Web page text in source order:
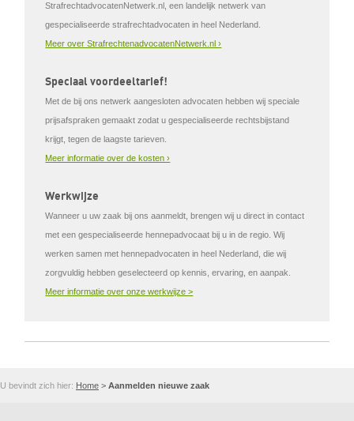
StrafrechtadvocatenNetwerk.nl, een landelijk netwerk van
gespecialiseerde strafrechtadvocaten in heel Nederland.
Meer over StrafrechtenadvocatenNetwerk.nl ›
Speciaal voordeeltarief!
Met de bij ons netwerk aangesloten advocaten hebben wij speciale
prijsafspraken gemaakt zodat u gespecialiseerde rechtsbijstand
krijgt, tegen de laagste tarieven.
Meer informatie over de kosten ›
Werkwijze
Wanneer u uw zaak bij ons aanmeldt, brengen wij u direct in contact
met een gespecialiseerde hennepadvocaat bij u in de regio. Wij
werken samen met hennepadvocaten in heel Nederland, die wij
zorgvuldig hebben geselecteerd op kennis, ervaring, en aanpak.
Meer informatie over onze werkwijze >
U bevindt zich hier: Home > Aanmelden nieuwe zaak